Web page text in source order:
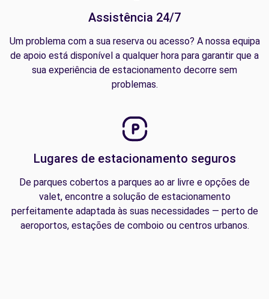
Assistência 24/7
Um problema com a sua reserva ou acesso? A nossa equipa
de apoio está disponível a qualquer hora para garantir que a
sua experiência de estacionamento decorre sem
problemas.
Lugares de estacionamento seguros
De parques cobertos a parques ao ar livre e opções de
valet, encontre a solução de estacionamento
perfeitamente adaptada às suas necessidades — perto de
aeroportos, estações de comboio ou centros urbanos.